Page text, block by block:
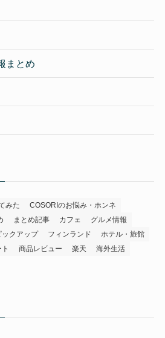
まとめ
みた
COSORIのお悩み・ホンネ
まとめ記事 カフェ
グルメ情報
ックアップ フィンランド
ホテル・旅館
商品レビュー 楽天
海外生活